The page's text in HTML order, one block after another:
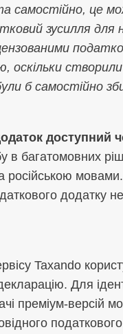
самостійно, це
зусилля для
оскільки
б самостійно
доступний
в багатомовних
російською
додатку
Taxando
Для
преміум-версій